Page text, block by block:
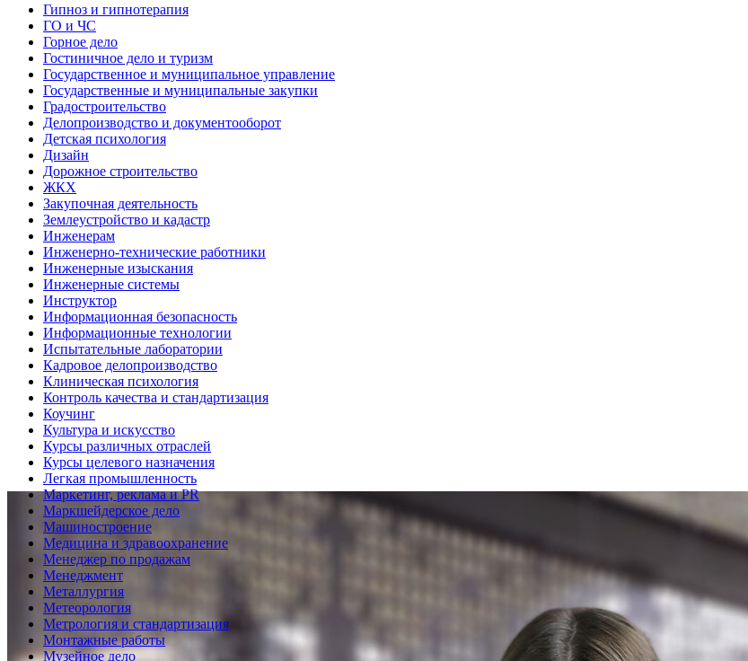
Гипноз и гипнотерапия
ГО и ЧС
Горное дело
Гостиничное дело и туризм
Государственное и муниципальное управление
Государственные и муниципальные закупки
Градостроительство
Делопроизводство и документооборот
Детская психология
Дизайн
Дорожное строительство
ЖКХ
Закупочная деятельность
Землеустройство и кадастр
Инженерам
Инженерно-технические работники
Инженерные изыскания
Инженерные системы
Инструктор
Информационная безопасность
Информационные технологии
Испытательные лаборатории
Кадровое делопроизводство
Клиническая психология
Контроль качества и стандартизация
Коучинг
Культура и искусство
Курсы различных отраслей
Курсы целевого назначения
Легкая промышленность
Маркетинг, реклама и PR
Маркшейдерское дело
Машиностроение
Медицина и здравоохранение
Менеджер по продажам
Менеджмент
Металлургия
Метеорология
Метрология и стандартизация
Монтажные работы
Музейное дело